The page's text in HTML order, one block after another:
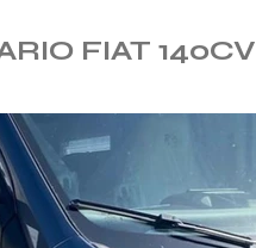
FIAT 140CV